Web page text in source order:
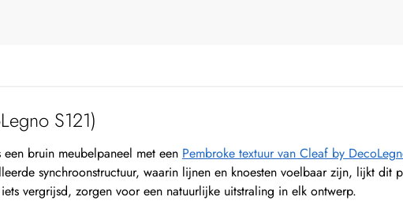
S121)
bruin meubelpaneel met een Pembroke textuur van Cleaf by
synchroonstructuur, waarin lijnen en knoesten voelbaar zijn, lijkt dit
vergrijsd, zorgen voor een natuurlijke uitstraling in elk ontwerp.